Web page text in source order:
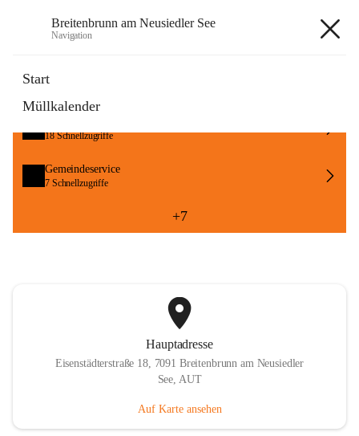
Breitenbrunn am Neusiedler See
Navigation
Start
Müllkalender
18 Schnellzugriffe
Gemeindeservice
7 Schnellzugriffe
+7
Hauptadresse
Eisenstädterstraße 18, 7091 Breitenbrunn am Neusiedler
See, AUT
Auf Karte ansehen